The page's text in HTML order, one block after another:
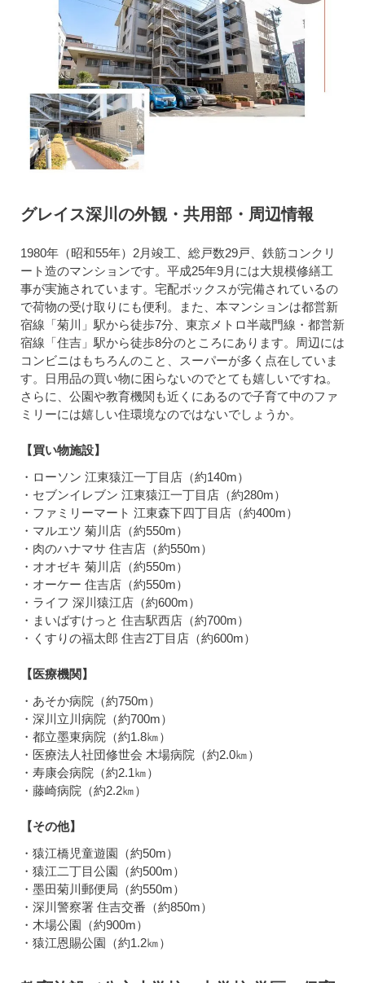
グレイス深川の外観・共用部・周辺情報
1980年（昭和55年）2月竣工、総戸数29戸、鉄筋コンクリ
ート造のマンションです。平成25年9月には大規模修繕工
事が実施されています。宅配ボックスが完備されているの
で荷物の受け取りにも便利。また、本マンションは都営新
宿線「菊川」駅から徒歩7分、東京メトロ半蔵門線・都営新
宿線「住吉」駅から徒歩8分のところにあります。周辺には
コンビニはもちろんのこと、スーパーが多く点在していま
す。日用品の買い物に困らないのでとても嬉しいですね。
さらに、公園や教育機関も近くにあるので子育て中のファ
ミリーには嬉しい住環境なのではないでしょうか。
【買い物施設】
・ローソン 江東猿江一丁目店（約140m）
・セブンイレブン 江東猿江一丁目店（約280m）
・ファミリーマート 江東森下四丁目店（約400m）
・マルエツ 菊川店（約550m）
・肉のハナマサ 住吉店（約550m）
・オオゼキ 菊川店（約550m）
・オーケー 住吉店（約550m）
・ライフ 深川猿江店（約600m）
・まいばすけっと 住吉駅西店（約700m）
・くすりの福太郎 住吉2丁目店（約600m）
【医療機関】
・あそか病院（約750m）
・深川立川病院（約700m）
・都立墨東病院（約1.8㎞）
・医療法人社団修世会 木場病院（約2.0㎞）
・寿康会病院（約2.1㎞）
・藤崎病院（約2.2㎞）
【その他】
・猿江橋児童遊園（約50m）
・猿江二丁目公園（約500m）
・墨田菊川郵便局（約550m）
・深川警察署 住吉交番（約850m）
・木場公園（約900m）
・猿江恩賜公園（約1.2㎞）